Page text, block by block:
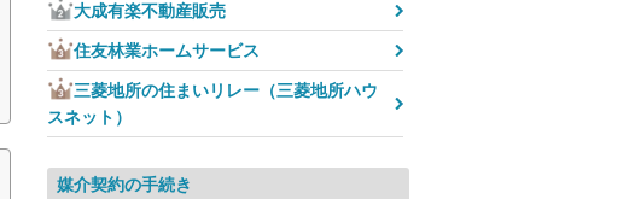
大成有楽不動産販売
住友林業ホームサービス
三菱地所の住まいリレー（三菱地所ハウ
スネット）
媒介契約の手続き